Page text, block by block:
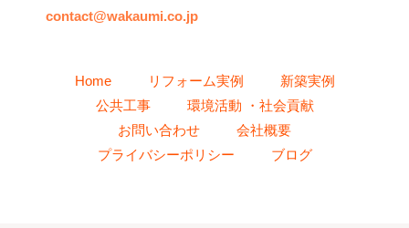
contact@wakaumi.co.jp
Home リフォーム実例
新築実例
公共工事
環境活動 ・社会貢献
お問い合わせ
会社概要
プライバシーポリシー
ブログ